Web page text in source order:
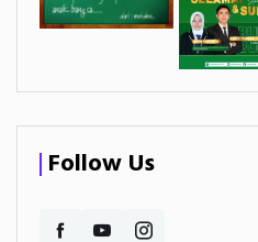
Follow Us